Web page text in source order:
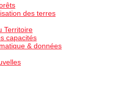
des terres
Territoire
capacités
& données